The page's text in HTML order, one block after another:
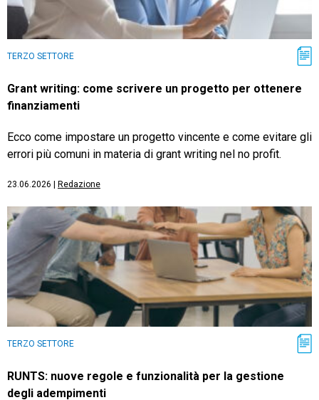
TERZO SETTORE
Grant writing: come scrivere un progetto per ottenere
finanziamenti
Ecco come impostare un progetto vincente e come evitare gli
errori più comuni in materia di grant writing nel no profit.
23.06.2026 Redazione
TERZO SETTORE
RUNTS: nuove regole e funzionalità per la gestione
degli adempimenti